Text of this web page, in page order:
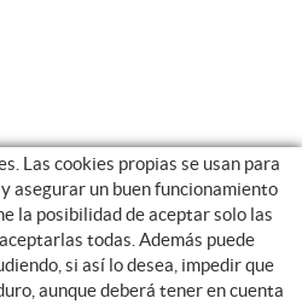
Las cookies propias se usan para
asegurar un buen funcionamiento
la posibilidad de aceptar solo las
todas. Además puede
si así lo desea, impedir que
aunque deberá tener en cuenta